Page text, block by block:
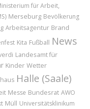
für Arbeit,
Merseburg Bevölkerung
Arbeitsagentur Brand
Kita Fußball News
Landesamt für
Kinder Wetter
Halle (Saale)
Messe Bundesrat AWO
Müll Universitätsklinikum